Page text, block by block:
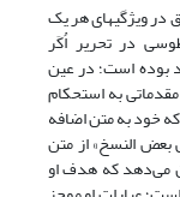
در ویژگیهای هر یک
در تحریر اُکَر
بوده است؛ در عین
به استحکام
خود به متن اضافه
النسخ» از متن
می‌دهد که هدف او